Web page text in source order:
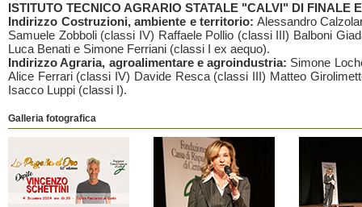
ISTITUTO TECNICO AGRARIO STATALE "CALVI" DI FINALE
Indirizzo Costruzioni, ambiente e territorio: Alessandro
Samuele Zobboli (classi IV) Raffaele Pollio (classi III) Balboni
Luca Benati e Simone Ferriani (classi I ex aequo).
Indirizzo Agraria, agroalimentare e agroindustria: Simone
Alice Ferrari (classi IV) Davide Resca (classi III) Matteo
Isacco Luppi (classi I).
Galleria fotografica